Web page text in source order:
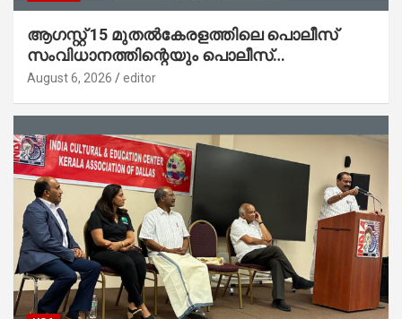
ആഗസ്റ്റ് 15 മുതല്‍കേരളത്തിലെ പൊലീസ്
സംവിധാനത്തിന്റെയും പൊലീസ്
സ്റ്റേഷനുകളുടെയും മുഖഛായ മാറുകയാണ് :
August 6, 2026 editor